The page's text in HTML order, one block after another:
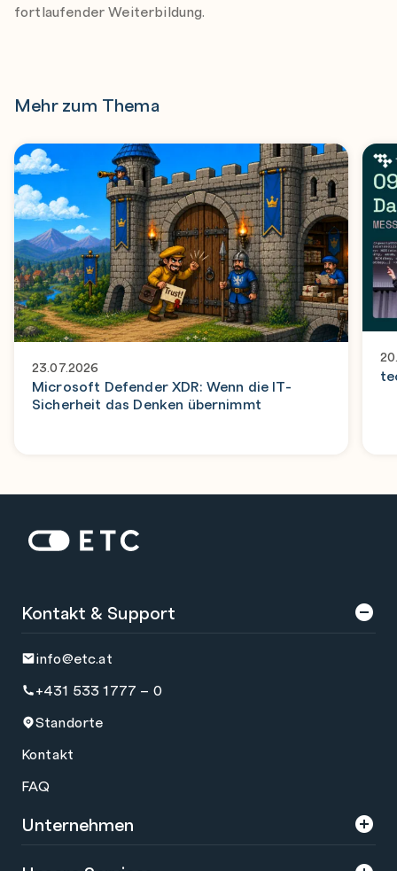
fortlaufender Weiterbildung.
Mehr zum Thema
23.07.2026
Microsoft Defender XDR: Wenn die IT-
Sicherheit das Denken übernimmt
Startseite: ETC
Kontakt & Support
info@etc.at
+431 533 1777 – 0
Standorte
Kontakt
FAQ
Unternehmen